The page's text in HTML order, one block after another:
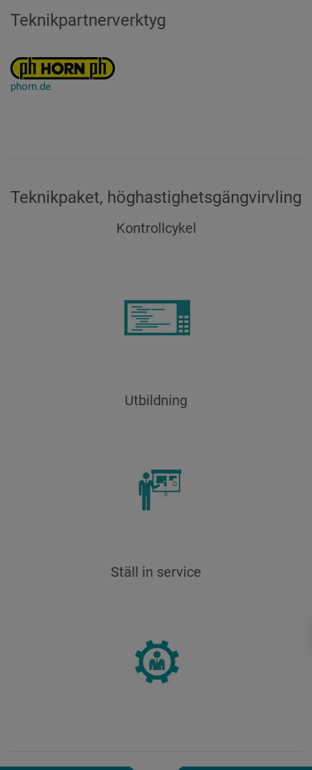
Teknikpartnerverktyg
phorn.de
Teknikpaket, höghastighetsgängvirvling
Kontrollcykel
Utbildning
Ställ in service